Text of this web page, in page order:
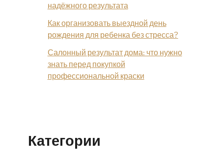
надёжного результата
Как организовать выездной день
рождения для ребенка без стресса?
Салонный результат дома: что нужно
знать перед покупкой
профессиональной краски
Категории